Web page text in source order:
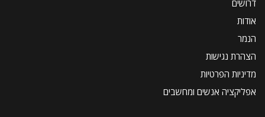
דרושים
אודות
הנמר
הצהרת נגישות
מדיניות הפרטיות
אפליקציה אנשים ומחשבים